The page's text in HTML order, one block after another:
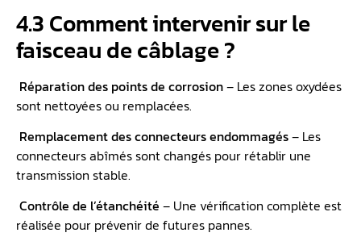
4.3 Comment intervenir sur le
faisceau de câblage ?
Réparation des points de corrosion– Les zones oxydées
sont nettoyées ou remplacées.
Remplacement des connecteurs endommagés– Les
connecteurs abîmés sont changés pour rétablir une
transmission stable.
Contrôle de l’étanchéité – Une vérification complète est
réalisée pour prévenir de futures pannes.